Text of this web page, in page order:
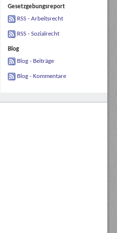
Gesetzgebungsreport
RSS - Arbeitsrecht
RSS - Sozialrecht
Blog
Blog - Beiträge
Blog - Kommentare